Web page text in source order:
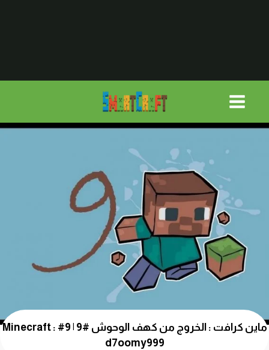
ماين كرافت : الخروج من كهف الوحوش #9 | 9# Minecraft :
d7oomy999